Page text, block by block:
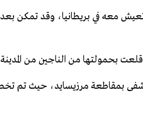
معه في بريطانيا، وقد تمكن بعد
بحمولتها من الناجين من المدينة
في بريطانيا، تم نقل ركابها الـ83 إلى